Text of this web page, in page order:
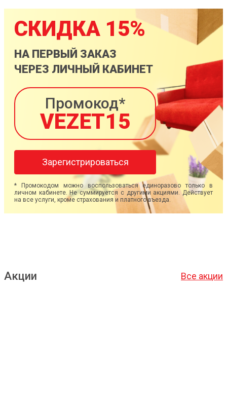
СКИДКА 15%
НА ПЕРВЫЙ ЗАКАЗ
ЧЕРЕЗ ЛИЧНЫЙ КАБИНЕТ
Промокод*
VEZET15
Зарегистрироваться
* Промокодом можно воспользоваться единоразово только в
личном кабинете. Не суммируется с другими акциями. Действует
на все услуги, кроме страхования и платного въезда.
Акции Все акции